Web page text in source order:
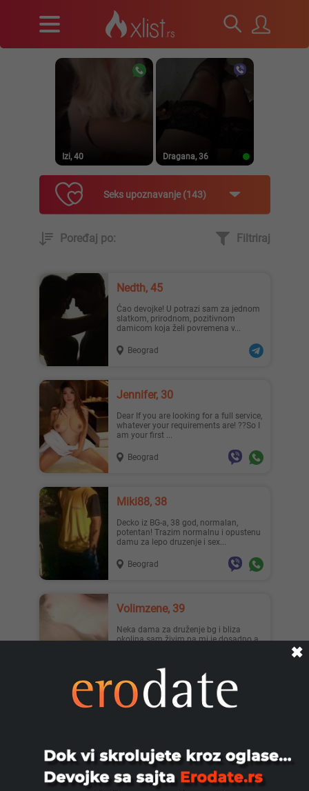
Izi, 40 Dragana, 36
Seks upoznavanje 143
Poređaj po: Filtriraj
Nedth, 45
Ćao devojke! U potrazi sam za jednom
slatkom, prirodnom, pozitivnom
damicom koja želi povremena v...
Beograd
Jennifer, 30
Dear If you are looking for a full service,
whatever your requirements are! ??So I
am your first ...
Beograd
Miki88, 38
Decko iz BG-a, 38 god, normalan,
potentan! Trazim normalnu i opustenu
damu za lepo druzenje i sex...
Beograd
Volimzene, 39
Neka dama za druženje bg i bliza
okolina sam živim pa mi je dosadno a
Beograd
devojka za povremena vidjanja . [18
plus ] Vlasnik sam nekoliko pr...
Beograd
✖